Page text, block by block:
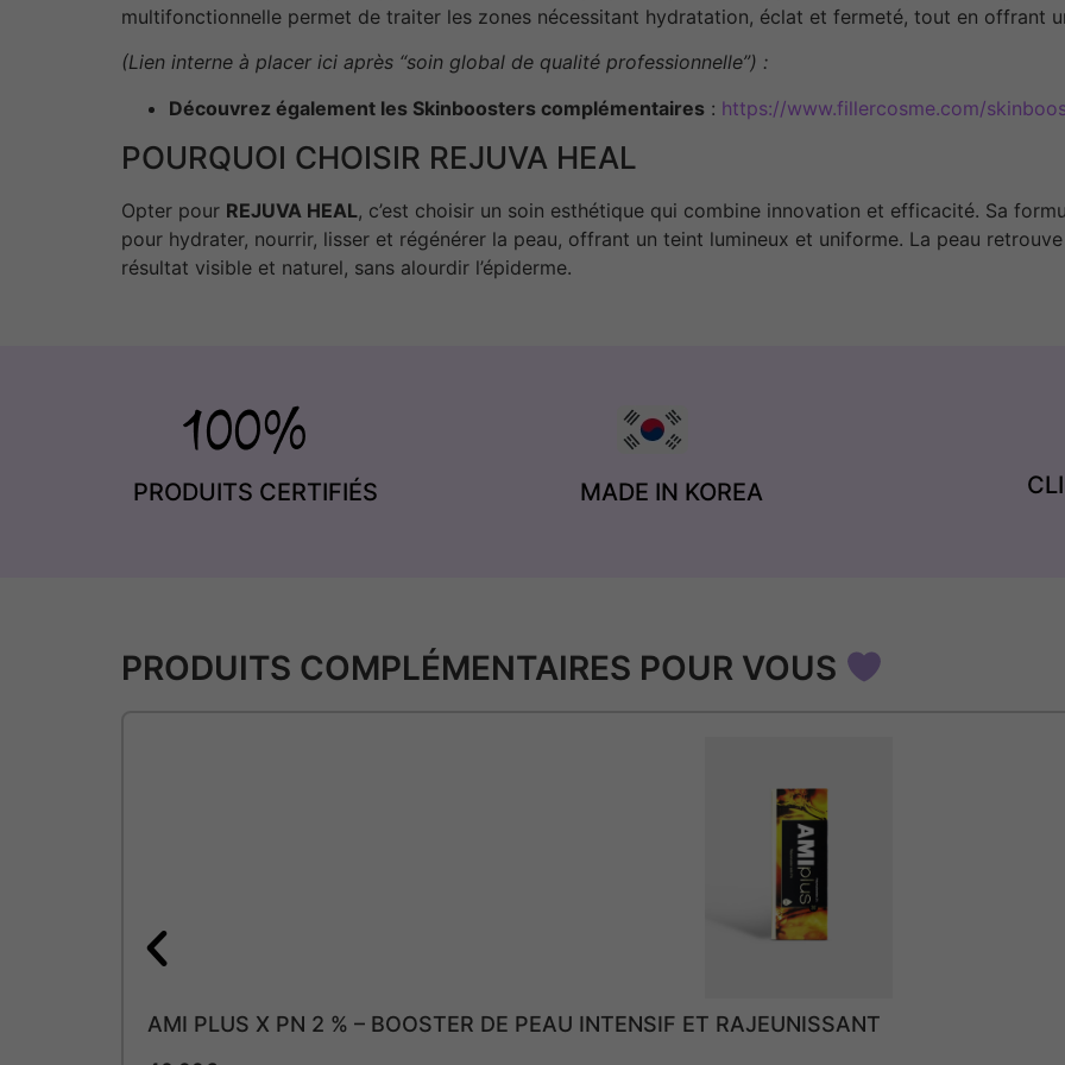
multifonctionnelle permet de traiter les zones nécessitant hydratation, éclat et fermeté, tout en offrant
(Lien interne à placer ici après “soin global de qualité professionnelle”) :
Découvrez également les Skinboosters complémentaires : https://www.fillercosme.com/
POURQUOI CHOISIR REJUVA HEAL
Opter pour REJUVA HEAL, c’est choisir un soin esthétique qui combine innovation et efficacité. Sa
pour hydrater, nourrir, lisser et régénérer la peau, offrant un teint lumineux et uniforme. La peau
résultat visible et naturel, sans alourdir l’épiderme.
PRODUITS CERTIFIÉS MADE IN KOREA
PRODUITS COMPLÉMENTAIRES POUR VOUS
AMI PLUS X PN 2 % – BOOSTER DE PEAU INTENSIF ET RAJEUNISSANT